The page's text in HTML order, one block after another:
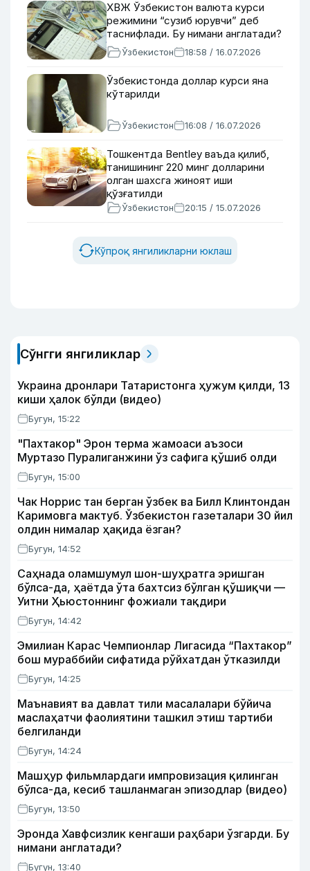
ХВЖ Ўзбекистон валюта курси
режимини “сузиб юрувчи” деб
таснифлади. Бу нимани англатади?
Ўзбекистон 18:58 / 16.07.2026
Ўзбекистонда доллар курси яна
кўтарилди
Ўзбекистон 16:08 / 16.07.2026
Тошкентда Bentley ваъда қилиб,
танишининг 220 минг долларини
олган шахсга жиноят иши
қўзғатилди
Ўзбекистон 20:15 / 15.07.2026
Кўпроқ янгиликларни юклаш
Сўнгги янгиликлар
Украина дронлари Татаристонга ҳужум қилди, 13
киши ҳалок бўлди (видео)
Бугун, 15:22
"Пахтакор" Эрон терма жамоаси аъзоси
Муртазо Пуралиганжини ўз сафига қўшиб олди
Бугун, 15:00
Чак Норрис тан берган ўзбек ва Билл Клинтондан
Каримовга мактуб. Ўзбекистон газеталари 30 йил
олдин нималар ҳақида ёзган?
Бугун, 14:52
Саҳнада оламшумул шон-шуҳратга эришган
бўлса-да, ҳаётда ўта бахтсиз бўлган қўшиқчи —
Уитни Ҳьюстоннинг фожиали тақдири
Бугун, 14:42
Эмилиан Карас Чемпионлар Лигасида “Пахтакор”
бош мураббийи сифатида рўйхатдан ўтказилди
Бугун, 14:25
Маънавият ва давлат тили масалалари бўйича
маслаҳатчи фаолиятини ташкил этиш тартиби
белгиланди
Бугун, 14:24
Машҳур фильмлардаги импровизация қилинган
бўлса-да, кесиб ташланмаган эпизодлар (видео)
Бугун, 13:50
Эронда Хавфсизлик кенгаши раҳбари ўзгарди. Бу
нимани англатади?
Бугун, 13:40